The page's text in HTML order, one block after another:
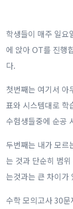
학생들이 매주 일요
에 앉아 OT를 진행
다.
첫번째는 여기서 아
표와 시스템대로 학
수험생들중에 순공
두번째는 내가 모르
는 것과 단순히 범
는것과는 큰 차이가
수학 모의고사 30